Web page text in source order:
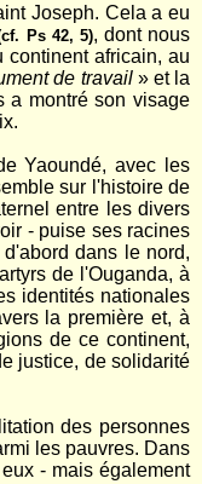
Joseph. Cela a eu
Ps 42, 5), dont nous
africain, au
de travail » et la
a montré son visage
Yaoundé, avec les
sur l'histoire de
entre les divers
- puise ses racines
dans le nord,
de l'Ouganda, à
identités nationales
la première et, à
de ce continent,
justice, de solidarité
des personnes
les pauvres. Dans
- mais également